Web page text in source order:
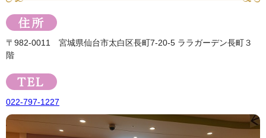
〒982-0011 宮城県仙台市太白区長町7-20-5 ララガーデン長町３
階
022-797-1227